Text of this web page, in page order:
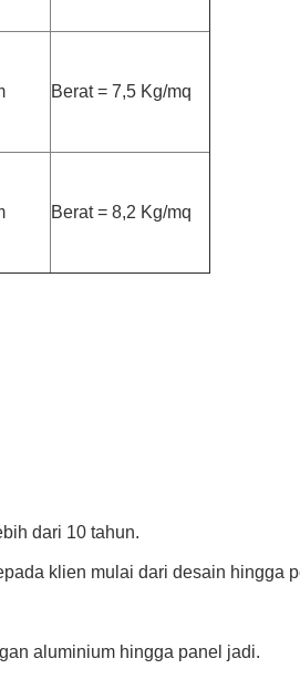
Berat = 7,5 Kg/mq
Berat = 8,2 Kg/mq
dari 10 tahun.
klien mulai dari desain hingga
aluminium hingga panel jadi.